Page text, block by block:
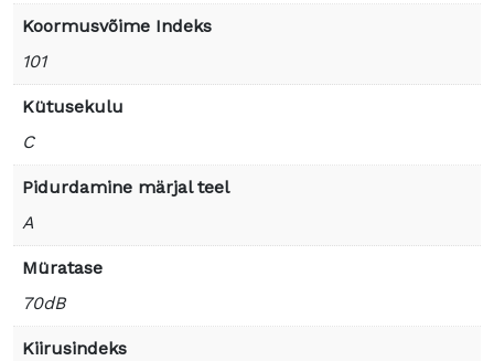
Koormusvõime Indeks
101
Kütusekulu
C
Pidurdamine märjal teel
A
Müratase
70dB
Kiirusindeks